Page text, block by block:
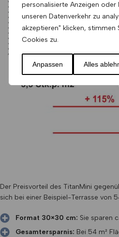
personalisierte Anzeigen oder
unseren Datenverkehr zu
akzeptieren" klicken, stimmen
Cookies zu.
Anpassen Alles
Der Preisvorteil des TitanMini
sich bei einer Beispiel-Terrasse von
Format 30×30 cm: Sie sparen
Gesamtersparnis: Bei 54 m²